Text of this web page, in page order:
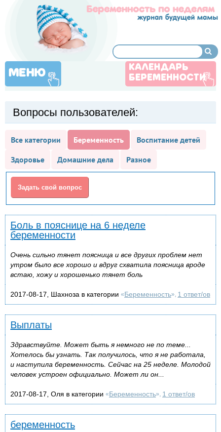
МЕНЮ
КАЛЕНДАРЬ
БЕРЕМЕННОСТИ
Вопросы пользователей:
Все категории Беременность
Воспитание детей
Здоровье
Домашние дела Разное
Задать свой вопрос
Боль в пояснице на 6 неделе
беременности
Очень сильно тянет поясница и все других проблем нет
утром было все хорошо и вдруг схватила поясница вроде
встаю, хожу и хорошенько тянет боль
2017-08-17, Шахноза в категории «Беременность», 1 ответ/ов
Выплаты
Здравствуйте. Может быть я немного не по теме...
Хотелось бы узнать. Так получилось, что я не работала,
и наступила беременность. Сейчас на 25 неделе. Молодой
человек устроен официально. Может ли он...
2017-08-17, Оля в категории «Беременность», 1 ответ/ов
беременность